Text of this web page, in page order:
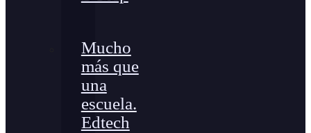
Mucho
más que
una
escuela.
Edtech